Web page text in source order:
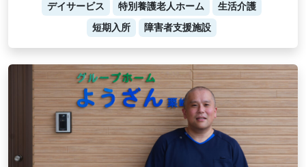
デイサービス 特別養護老人ホーム
生活介護
短期入所
障害者支援施設